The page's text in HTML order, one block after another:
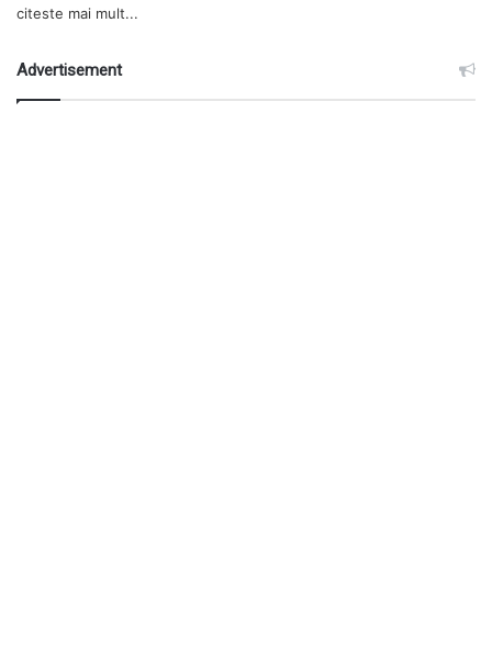
citeste mai mult...
Advertisement